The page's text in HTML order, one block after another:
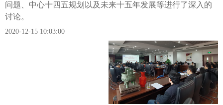
问题、中心十四五规划以及未来十五年发展等进行了深入的
讨论。
2020-12-15 10:03:00